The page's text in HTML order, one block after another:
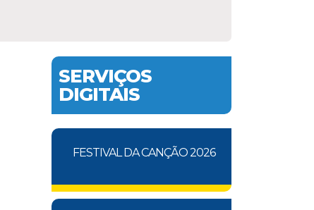
SERVIÇOS
DIGITAIS
FESTIVAL DA CANÇÃO 2026